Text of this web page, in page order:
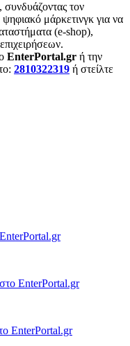
, συνδυάζοντας τον
μάρκετινγκ για να
(e-shop),
EnterPortal.gr ή την
2810322319 ή στείλτε
EnterPortal.gr
EnterPortal.gr